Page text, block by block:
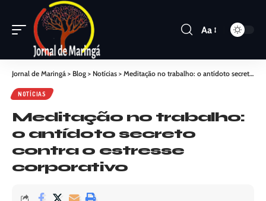
Aa
Jornal de Maringá > Blog > Notícias > Meditação no trabalho: o antídoto secreto contra o estresse corporativo
NOTÍCIAS
Meditação no trabalho:
o antídoto secreto
contra o estresse
corporativo